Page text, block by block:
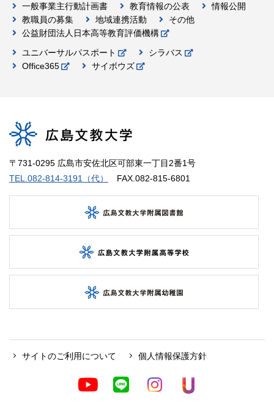
一般事業主行動計画書 教育情報の公表
情報公開
教職員の募集
地域連携活動
その他
公益財団法人日本高等教育評価機構
ユニバーサルパスポート
シラバス
Office365
サイボウズ
〒731-0295 広島市安佐北区可部東一丁目2番1号
TEL.082-814-3191（代）
FAX.082-815-6801
サイトのご利用について 個人情報保護方針